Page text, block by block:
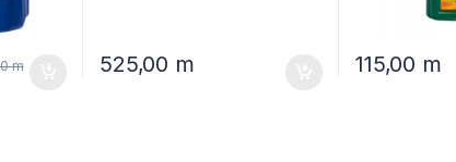
m 525,00 m 115,00 m